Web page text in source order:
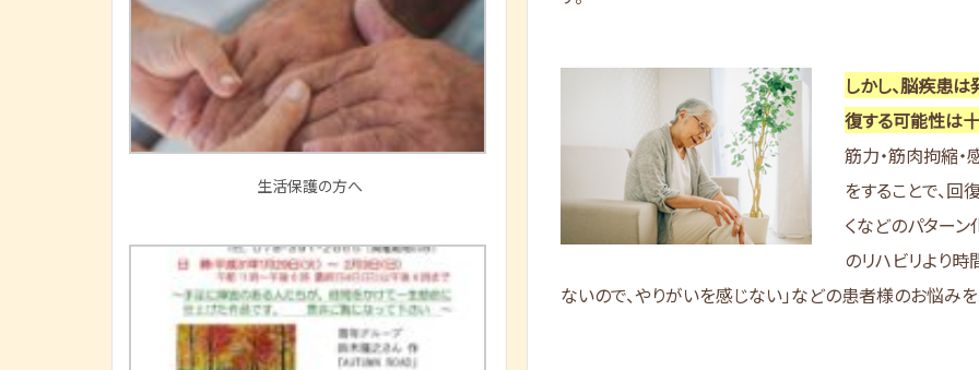
しかし、脳疾患
復する可能性は
筋力・筋肉拘縮・
をすることで、回
くなどのパターン
のリハビリより
ないので、やりがいを感じない」などの患者様のお悩みを
生活保護の方へ